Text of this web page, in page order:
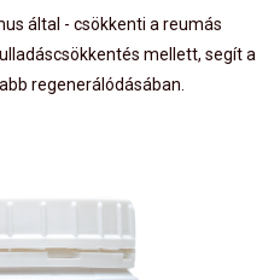
által - csökkenti a reumás
mellett, segít a
regenerálódásában.